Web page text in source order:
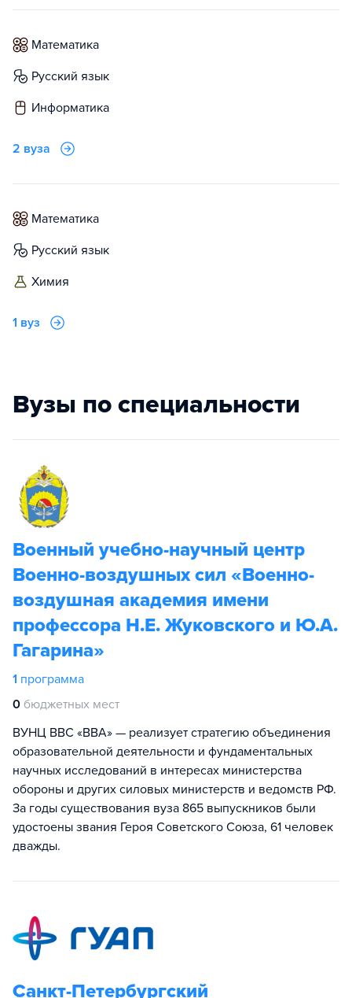
математика
русский язык
информатика
2 вуза
математика
русский язык
химия
1 вуз
Вузы по специальности
Военный учебно-научный центр
Военно-воздушных сил «Военно-
воздушная академия имени
профессора Н.Е. Жуковского и Ю.А.
Гагарина»
1 программа
0 бюджетных мест
ВУНЦ ВВС «ВВА» — реализует стратегию объединения
образовательной деятельности и фундаментальных
научных исследований в интересах министерства
обороны и других силовых министерств и ведомств РФ.
За годы существования вуза 865 выпускников были
удостоены звания Героя Советского Союза, 61 человек
дважды.
Санкт-Петербургский